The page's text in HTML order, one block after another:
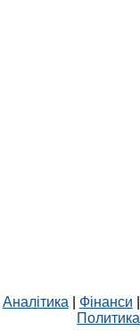
Аналітика Фінанси
Политика